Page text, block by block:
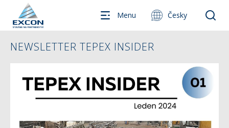
Menu Česky
NEWSLETTER TEPEX INSIDER